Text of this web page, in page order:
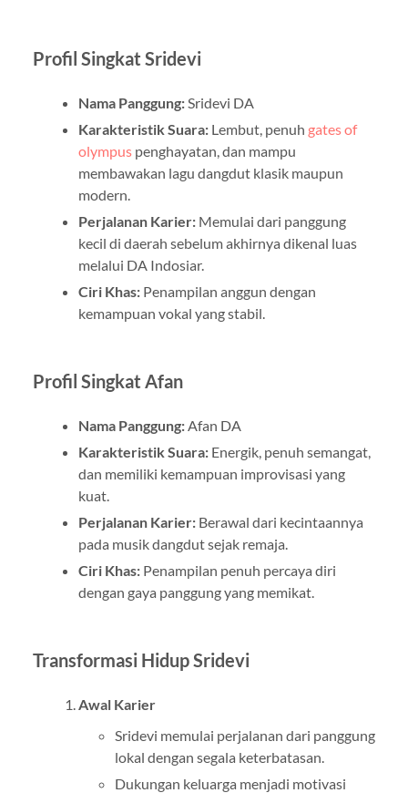
Profil Singkat Sridevi
Nama Panggung:Sridevi DA
Karakteristik Suara:Lembut, penuh gates of
olympuspenghayatan, dan mampu
membawakan lagu dangdut klasik maupun
modern.
Perjalanan Karier:Memulai dari panggung
kecil di daerah sebelum akhirnya dikenal luas
melalui DA Indosiar.
Ciri Khas:Penampilan anggun dengan
kemampuan vokal yang stabil.
Profil Singkat Afan
Nama Panggung:Afan DA
Karakteristik Suara:Energik, penuh semangat,
dan memiliki kemampuan improvisasi yang
kuat.
Perjalanan Karier:Berawal dari kecintaannya
pada musik dangdut sejak remaja.
Ciri Khas:Penampilan penuh percaya diri
dengan gaya panggung yang memikat.
Transformasi Hidup Sridevi
Awal Karier
Sridevi memulai perjalanan dari panggung
lokal dengan segala keterbatasan.
Dukungan keluarga menjadi motivasi